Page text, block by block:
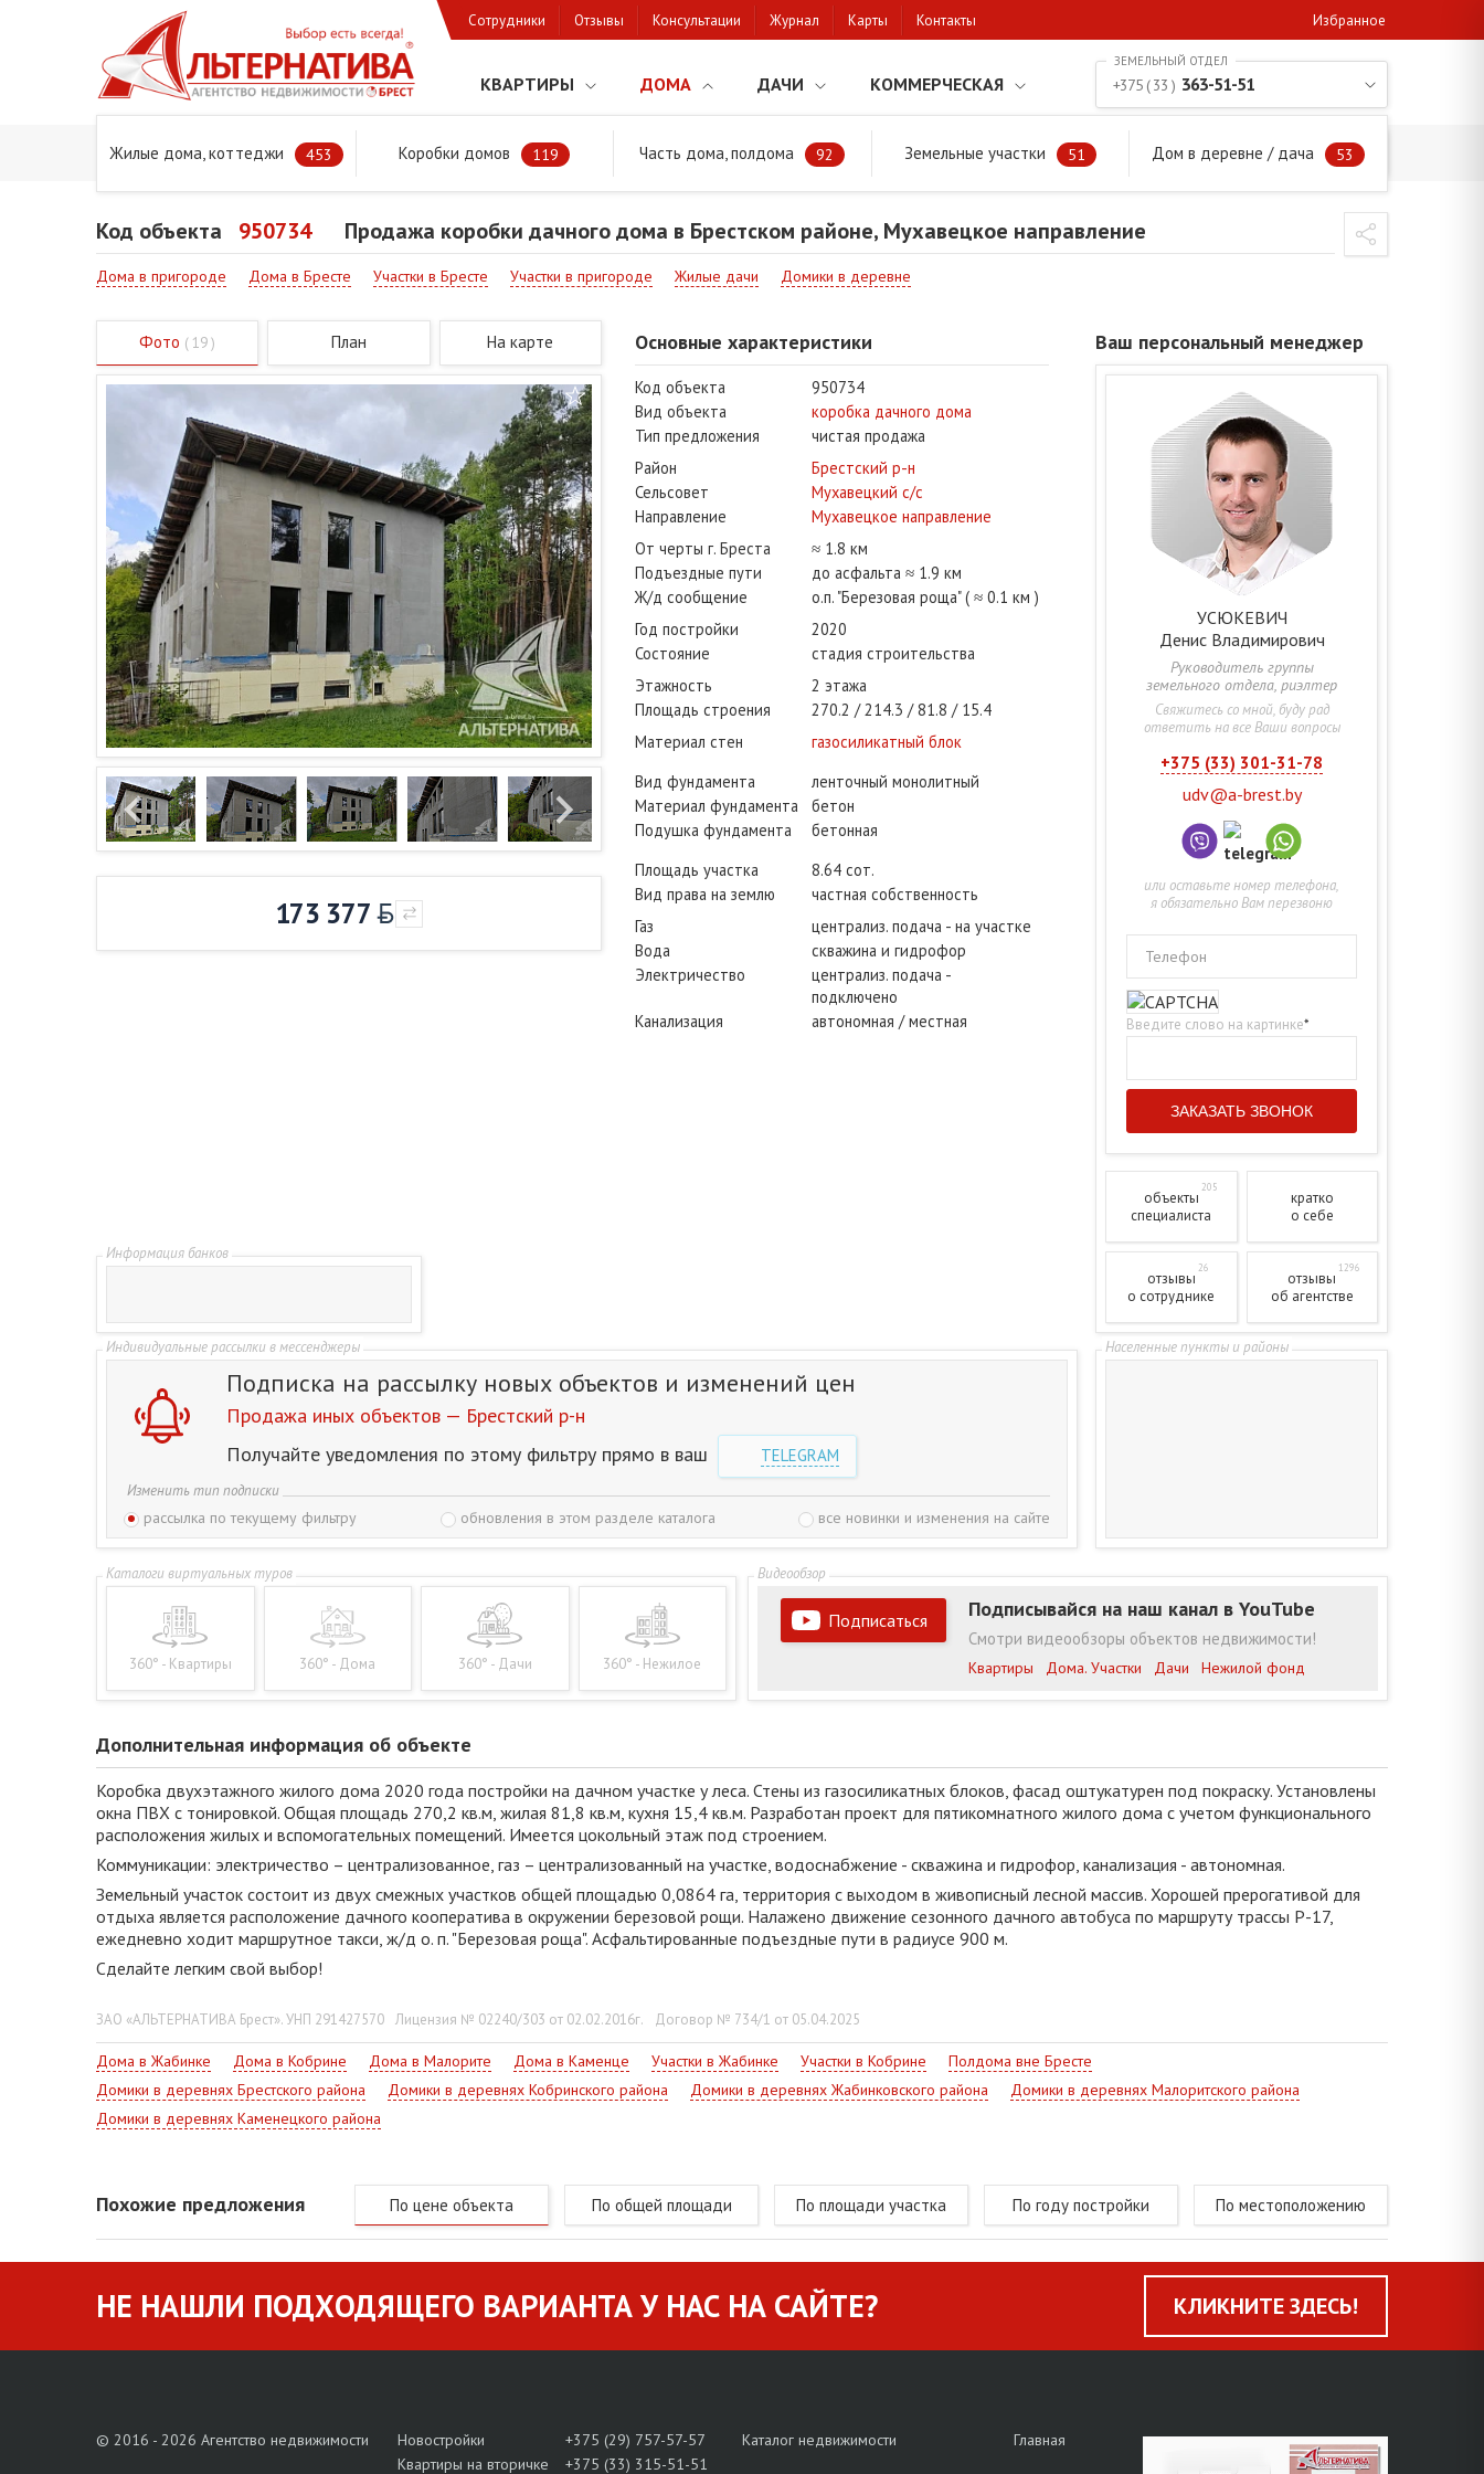
Сотрудники Отзывы Консультации Журнал Карты Контакты Избранное
КВАРТИРЫ ДОМА ДАЧИ КОММЕРЧЕСКАЯ
Жилые дома, коттеджи 453 Коробки домов 119 Часть дома, полдома 92 Земельные участки 51 Дом в деревне / дача 53
+375 ( 33 ) 363-51-51
Главная Предложения Дома в Бресте и Брестском районе Продажа коробки дачного дома в Брестском районе, Мухавецкое направление
Код объекта 950734 Продажа коробки дачного дома в Брестском районе, Мухавецкое направление
Дома в пригороде Дома в Бресте Участки в Бресте Участки в пригороде Жилые дачи Домики в деревне
Фото ( 19 ) План На карте
173 377
Основные характеристики
Код объекта
950734
Вид объекта
коробка дачного дома
Тип предложения
чистая продажа
Район
Брестский р-н
Сельсовет
Мухавецкий с/с
Направление
Мухавецкое направление
От черты г. Бреста
≈ 1.8 км
Подъездные пути
до асфальта ≈ 1.9 км
Ж/д сообщение
о.п. "Березовая роща" ( ≈ 0.1 км )
Год постройки
2020
Состояние
стадия строительства
Этажность
2 этажа
Площадь строения
270.2 214.3 81.8
15.4
Материал стен
газосиликатный блок
Вид фундамента
ленточный монолитный
Материал фундамента
бетон
Подушка фундамента
бетонная
Площадь участка
8.64 сот.
Вид права на землю
частная собственность
Газ
централиз. подача - на участке
Вода
скважина и гидрофор
Электричество
централиз. подача -
подключено
Канализация
автономная / местная
Ваш персональный менеджер
УСЮКЕВИЧ
Денис Владимирович
Руководитель группы
земельного отдела, риэлтер
Свяжитесь со мной, буду рад
ответить на все Ваши вопросы
+375 (33) 301-31-78
udv@a-brest.by
или оставьте номер телефона,
я обязательно Вам перезвоню
Телефон
Введите слово на картинке*
объекты
205
специалиста
кратко
о себе
отзывы
26
о сотруднике
отзывы
1296
об агентстве
Подписка на рассылку новых объектов и изменений цен
Продажа иных объектов — Брестский р-н
Получайте уведомления по этому фильтру прямо в ваш
TELEGRAM
Изменить тип подписки
рассылка по текущему фильтру обновления в этом разделе каталога все новинки и изменения на сайте
360° - Квартиры 360° - Дома 360° - Дачи 360° - Нежилое
Подписаться Подписывайся на наш канал в YouTube
Смотри видеообзоры объектов недвижимости!
Квартиры Дома. Участки Дачи Нежилой фонд
Дополнительная информация об объекте
Коробка двухэтажного жилого дома 2020 года постройки на дачном участке у леса. Стены из газосиликатных блоков, фасад оштукатурен под покраску. Установлены
окна ПВХ с тонировкой. Общая площадь 270,2 кв.м, жилая 81,8 кв.м, кухня 15,4 кв.м. Разработан проект для пятикомнатного жилого дома с учетом функционального
расположения жилых и вспомогательных помещений. Имеется цокольный этаж под строением.
Коммуникации: электричество – централизованное, газ – централизованный на участке, водоснабжение - скважина и гидрофор, канализация - автономная.
Земельный участок состоит из двух смежных участков общей площадью 0,0864 га, территория с выходом в живописный лесной массив. Хорошей прерогативой для
отдыха является расположение дачного кооператива в окружении березовой рощи. Налажено движение сезонного дачного автобуса по маршруту трассы Р-17,
ежедневно ходит маршрутное такси, ж/д о. п. "Березовая роща". Асфальтированные подъездные пути в радиусе 900 м.
Сделайте легким свой выбор!
ЗАО «АЛЬТЕРНАТИВА Брест». УНП 291427570 Лицензия № 02240/303 от 02.02.2016г. Договор № 734/1 от 05.04.2025
Дома в Жабинке Дома в Кобрине Дома в Малорите Дома в Каменце Участки в Жабинке Участки в Кобрине
Полдома вне Бресте
Домики в деревнях Брестского района
Домики в деревнях Кобринского района Домики в деревнях Жабинковского района
Домики в деревнях Малоритского района
Домики в деревнях Каменецкого района
Похожие предложения По цене объекта По общей площади По площади участка По году постройки По местоположению
НЕ НАШЛИ ПОДХОДЯЩЕГО ВАРИАНТА У НАС НА САЙТЕ? КЛИКНИТЕ ЗДЕСЬ!
© 2016 - 2026 Агентство недвижимости Новостройки
+375 (29) 757-57-57
Квартиры на вторичке
+375 (33) 315-51-51
Каталог недвижимости Главная